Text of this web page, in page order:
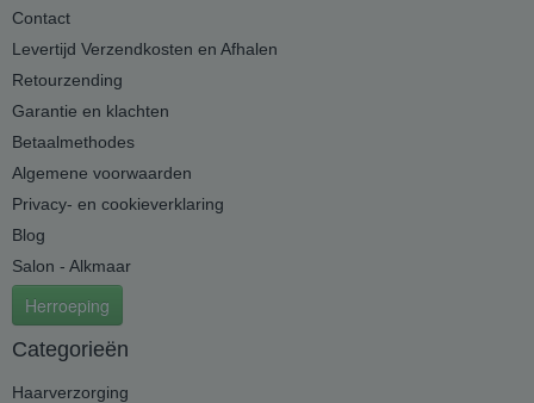
Contact
Levertijd Verzendkosten en Afhalen
Retourzending
Garantie en klachten
Betaalmethodes
Algemene voorwaarden
Privacy- en cookieverklaring
Blog
Salon - Alkmaar
Herroeping
Categorieën
Haarverzorging